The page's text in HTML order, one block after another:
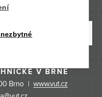
V BRNĚ
Brno | www.vut.cz